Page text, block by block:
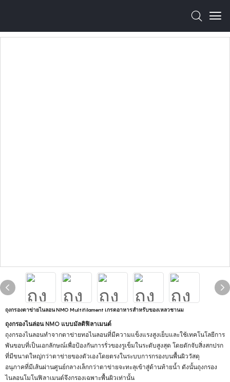
ถุงกรองตาข่ายไนลอน NMO Multifilament เกรดอาหารสำหรับของเหลวชานม
ถุงกรองไนล่อน NMO แบบมัลติฟิลาเมนต์
ถุงกรองไนลอนทำจากตาข่ายทอไนลอนที่มีความแข็งแรงสูงเย็บและใช้เทคโนโลยีการ
พันขอบที่เป็นเอกลักษณ์เพื่อป้องกันการรั่วของรูเข็มในระดับสูงสุด โดยดักจับสิ่งสกปรก
ที่มีขนาดใหญ่กว่าตาข่ายของตัวเองโดยตรงในระบบการกรองบนพื้นผิววัสดุ
อนุภาคที่มีเส้นผ่านศูนย์กลางเล็กกว่าตาข่ายจะทะลุเข้าสู่ด้านท้ายน้ำ ดังนั้นถุงกรอง
ไนลอนโมโนฟิลาเมนต์จึงกรองเฉพาะพื้นผิวเท่านั้น